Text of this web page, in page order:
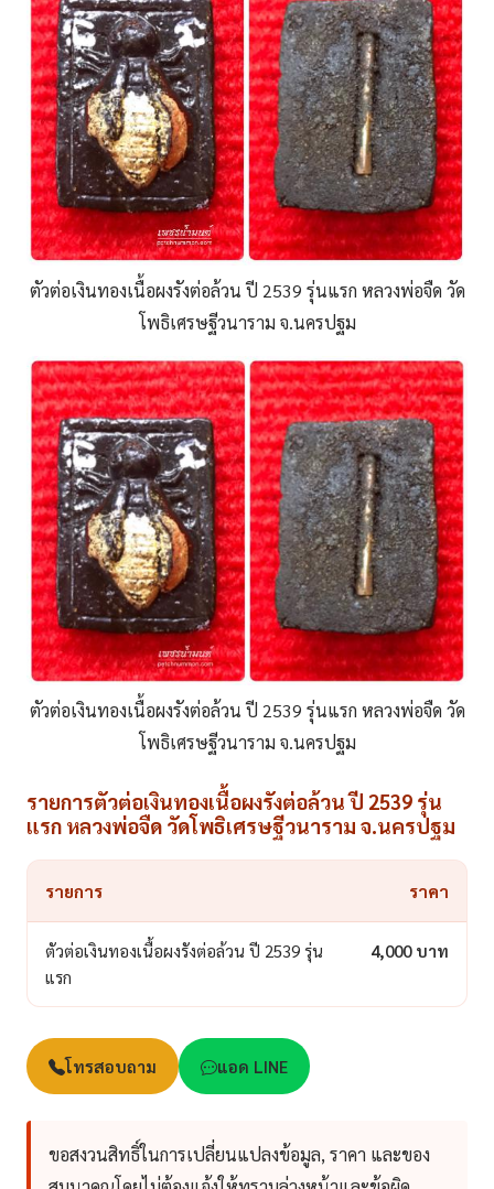
ตัวต่อเงินทองเนื้อผงรังต่อล้วน ปี 2539 รุ่นแรก หลวงพ่อจืด วัด
โพธิเศรษฐีวนาราม จ.นครปฐม
ตัวต่อเงินทองเนื้อผงรังต่อล้วน ปี 2539 รุ่นแรก หลวงพ่อจืด วัด
โพธิเศรษฐีวนาราม จ.นครปฐม
รายการตัวต่อเงินทองเนื้อผงรังต่อล้วน ปี 2539 รุ่น
แรก หลวงพ่อจืด วัดโพธิเศรษฐีวนาราม จ.นครปฐม
รายการ ราคา
ตัวต่อเงินทองเนื้อผงรังต่อล้วน ปี 2539 รุ่น
แรก
4,000 บาท
โทรสอบถาม แอด LINE
ขอสงวนสิทธิ์ในการเปลี่ยนแปลงข้อมูล, ราคา และของ